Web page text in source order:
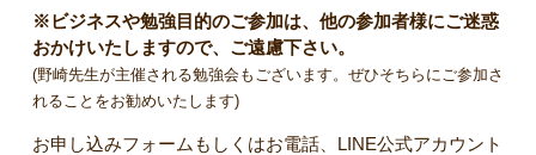
※ビジネスや勉強目的のご参加は、他の参加者様にご迷惑
おかけいたしますので、ご遠慮下さい。
(野崎先生が主催される勉強会もございます。ぜひそちらにご参加さ
れることをお勧めいたします)
お申し込みフォームもしくはお電話、LINE公式アカウント